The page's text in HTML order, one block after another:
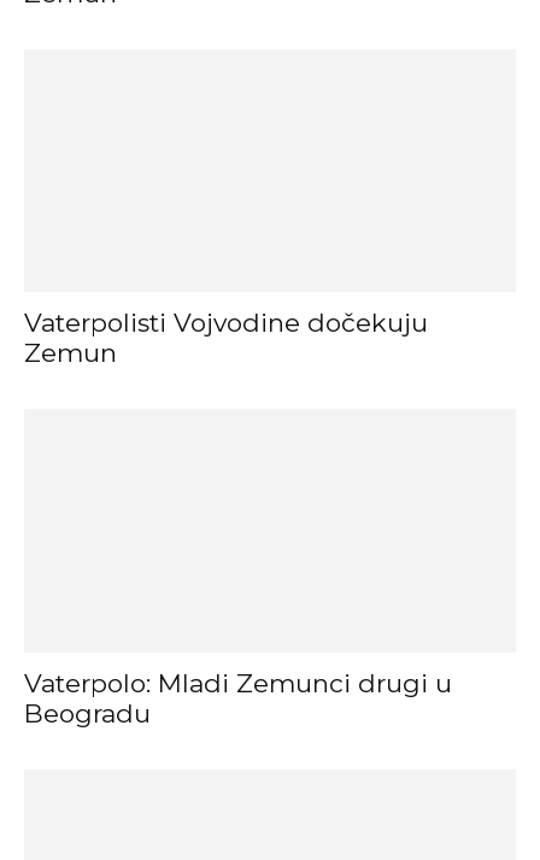
Vaterpolisti Vojvodine dočekuju
Zemun
Vaterpolo: Mladi Zemunci drugi u
Beogradu